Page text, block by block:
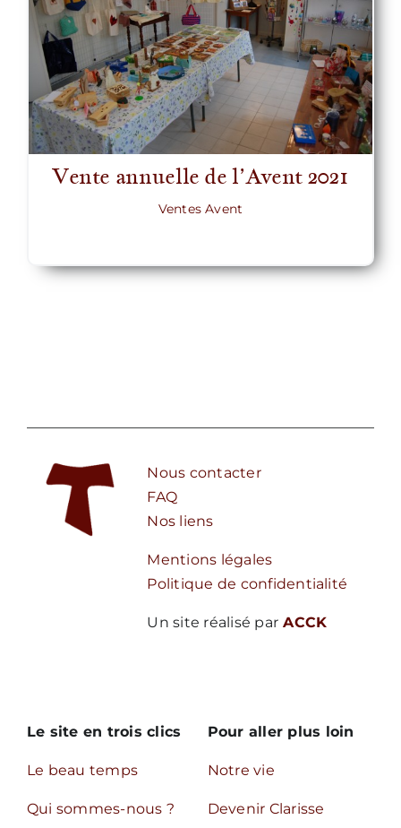
Vente annuelle de l’Avent 2021
Ventes Avent
Le site en trois clics
Le beau temps
Qui sommes-nous ?
Pour aller plus loin
Notre vie
Devenir Clarisse
Nous contacter
FAQ
Nos liens
Mentions légales
Politique de confidentialité
Un site réalisé par ACCK